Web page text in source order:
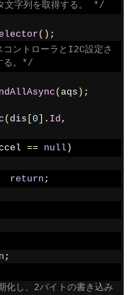
文字列を取得する。 */
();
ントローラとI2C設定さ
る。*/
( aqs );
( dis 0 ]. Id ,
== null )
return ;
;
化し、2バイトの書き込み